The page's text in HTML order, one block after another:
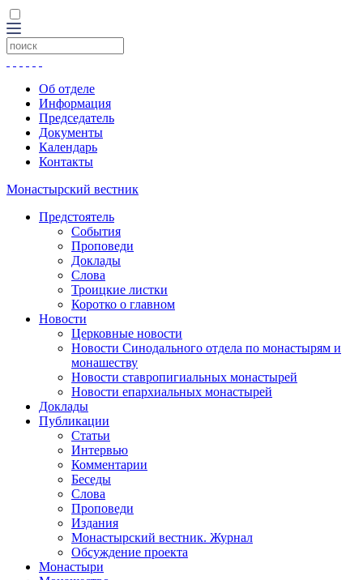
Об отделе
Информация
Председатель
Документы
Календарь
Контакты
Монастырский вестник
Предстоятель
События
Проповеди
Доклады
Слова
Троицкие листки
Коротко о главном
Новости
Церковные новости
Новости Синодального отдела по монастырям и
монашеству
Новости ставропигиальных монастырей
Новости епархиальных монастырей
Доклады
Публикации
Статьи
Интервью
Комментарии
Беседы
Слова
Проповеди
Издания
Монастырский вестник. Журнал
Обсуждение проекта
Монастыри